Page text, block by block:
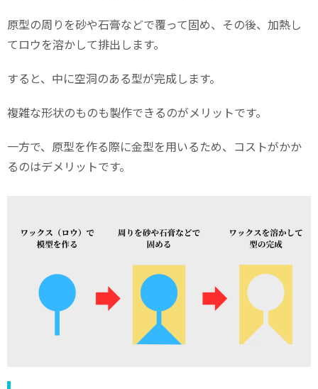
原型の周りを砂や石膏などで覆って固め、その後、加熱し
てロウを溶かして排出します。
すると、中に空洞のある型が完成します。
複雑な形状のものも製作できるのがメリットです。
一方で、原型を作る際に金型を用いるため、コストがかか
るのはデメリットです。